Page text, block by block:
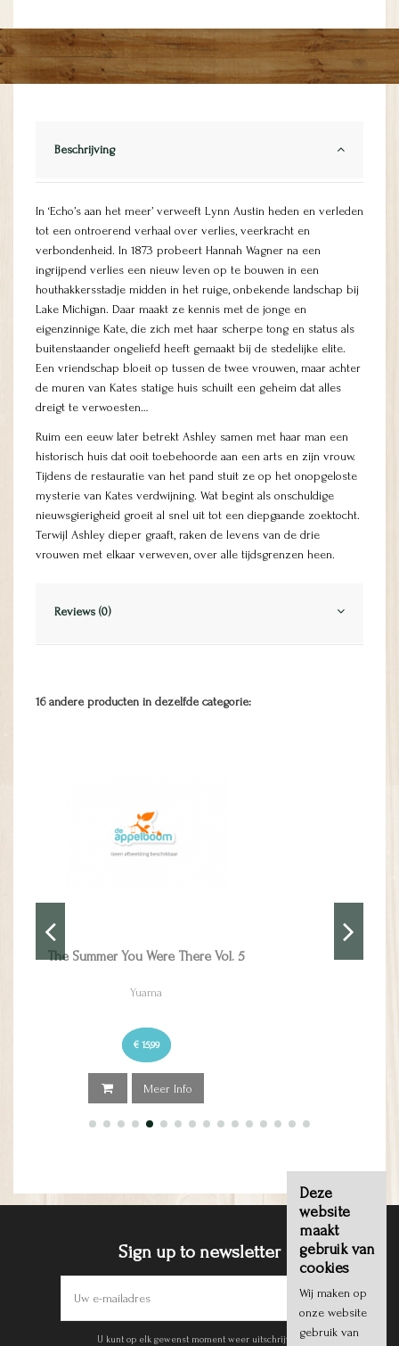
Beschrijving
In ‘Echo’s aan het meer’ verweeft Lynn Austin heden en verleden
tot een ontroerend verhaal over verlies, veerkracht en
verbondenheid. In 1873 probeert Hannah Wagner na een
ingrijpend verlies een nieuw leven op te bouwen in een
houthakkersstadje midden in het ruige, onbekende landschap bij
Lake Michigan. Daar maakt ze kennis met de jonge en
eigenzinnige Kate, die zich met haar scherpe tong en status als
buitenstaander ongeliefd heeft gemaakt bij de stedelijke elite.
Een vriendschap bloeit op tussen de twee vrouwen, maar achter
de muren van Kates statige huis schuilt een geheim dat alles
dreigt te verwoesten…
Ruim een eeuw later betrekt Ashley samen met haar man een
historisch huis dat ooit toebehoorde aan een arts en zijn vrouw.
Tijdens de restauratie van het pand stuit ze op het onopgeloste
mysterie van Kates verdwijning. Wat begint als onschuldige
nieuwsgierigheid groeit al snel uit tot een diepgaande zoektocht.
Terwijl Ashley dieper graaft, raken de levens van de drie
vrouwen met elkaar verweven, over alle tijdsgrenzen heen.
Reviews (0)
16 andere producten in dezelfde categorie:
Zonder mij
Sign up to newsletter
U kunt op elk gewenst moment weer uitschrijven.
Deze
website
maakt
gebruik van
cookies
Wij maken op
onze website
gebruik van